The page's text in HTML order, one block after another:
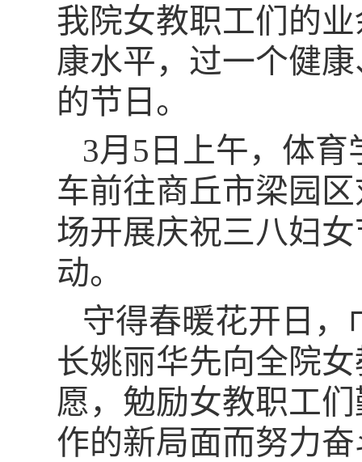
我院女教职工们的
康水平，过一个健
的节日。
3月5日上午，体
车前往商丘市梁园
场开展庆祝三八妇女
动。
守得春暖花开日，
长姚丽华先向全院
愿，勉励女教职工
作的新局面而努力